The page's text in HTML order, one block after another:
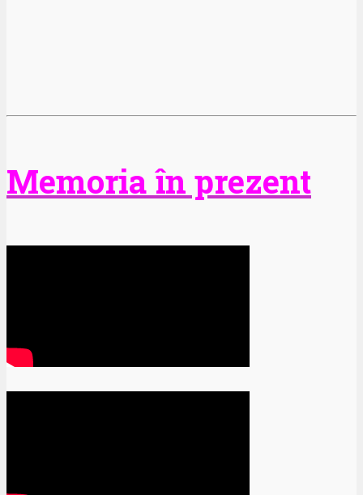
Memoria în prezent